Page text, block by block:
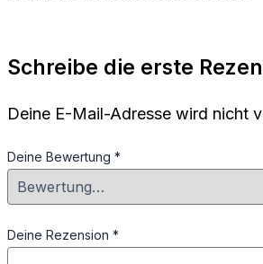
Schreibe die erste
Deine E-Mail-Adresse wird nicht
Deine Bewertung *
Deine Rezension *